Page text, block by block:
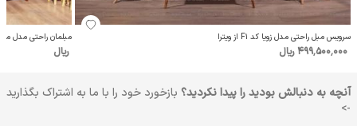
سرویس مبل راحتی مدل زویا کد F1 از ویترا
499٬500٬000 ریال
مبلمان راحتی مدل
ریال
آنچه به دنبالش بودید را پیدا نکردید؟ بازخورد خود را با ما به اشتراک بگذارید
->